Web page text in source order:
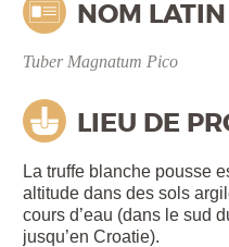
NOM LATIN
Tuber Magnatum Pico
LIEU DE
La truffe blanche pousse
altitude dans des sols
cours d’eau (dans le sud
jusqu’en Croatie).